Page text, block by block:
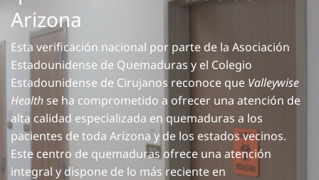
Arizona
Esta verificación nacional por parte de la Asociación
Estadounidense de Quemaduras y el Colegio
Estadounidense de Cirujanos reconoce que Valleywise
Health se ha comprometido a ofrecer una atención de
alta calidad especializada en quemaduras a los
pacientes de toda Arizona y de los estados vecinos.
Este centro de quemaduras ofrece una atención
integral y dispone de lo más reciente en